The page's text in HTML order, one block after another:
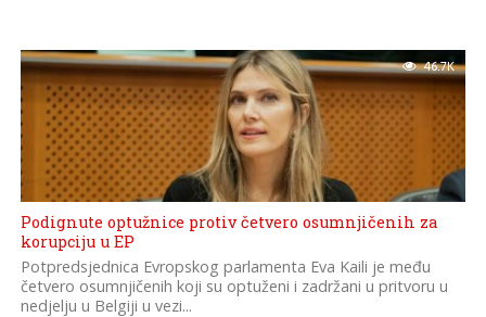
46.7K
Podignute optužnice protiv četvero osumnjičenih za
korupciju u EP
Potpredsjednica Evropskog parlamenta Eva Kaili je među
četvero osumnjičenih koji su optuženi i zadržani u pritvoru u
nedjelju u Belgiji u vezi...